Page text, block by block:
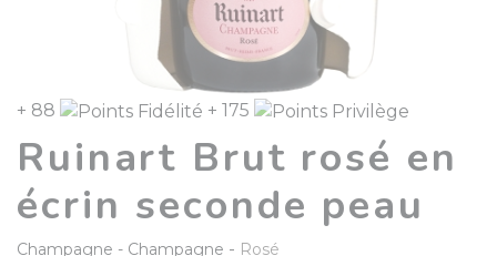
+ 88 + 175
Ruinart Brut rosé en
écrin seconde peau
Champagne Champagne - Rosé